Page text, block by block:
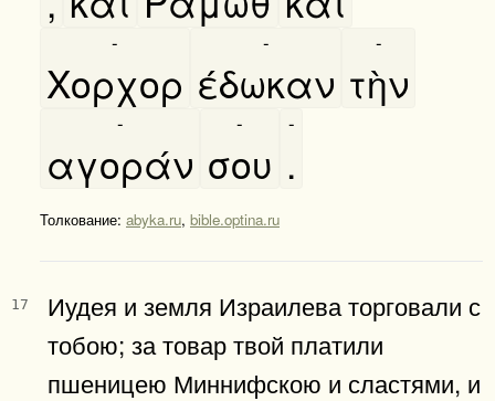
Χορχορ
-
έδωκαν
-
τὴν
-
αγοράν
-
σου
-
.
-
Толкование: abyka.ru, bible.optina.ru
17
Иудея и земля Израилева торговали с
тобою; за товар твой платили
пшеницею Миннифскою и сластями, и